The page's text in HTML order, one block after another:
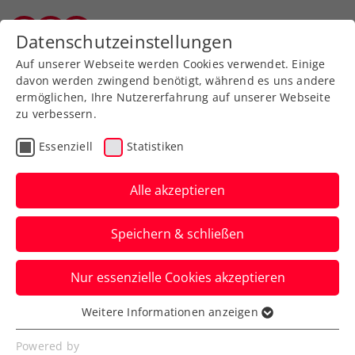
Zurück zur Newsübersicht
Turniere
ITF Wien: 13-jährige
Pircher greift nach
erstem U18-Einzeltitel
Bei den Burschen steht hingegen
Alexander Gschiel beim Colony Club
ebenfalls im Finale.
Verfasst von: Manuel Wachta, 19.04.2024
Datenschutzeinstellungen
Auf unserer Webseite werden Cookies verwendet. Einige
davon werden zwingend benötigt, während es uns andere
ermöglichen, Ihre Nutzererfahrung auf unserer Webseite
zu verbessern.
Essenziell Statistiken
Alle akzeptieren
Speichern & schließen
Nur essenzielle Cookies akzeptieren
Essenziell
Essenzielle Cookies werden für grundlegende
Weitere Informationen anzeigen
Powered by